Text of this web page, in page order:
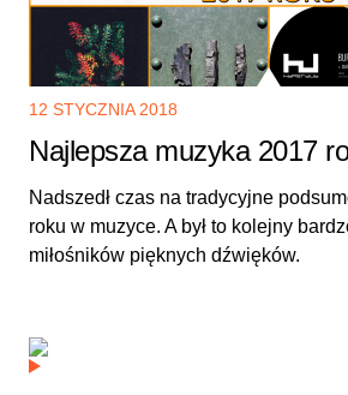
12 STYCZNIA 2018
Najlepsza muzyka 2017
Nadszedł czas na tradycyjne
roku w muzyce. A był to kolejny
miłośników pięknych dźwięków.